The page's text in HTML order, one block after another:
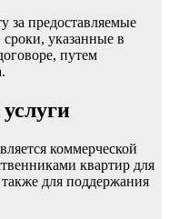
за предоставляемые
указанные в
путем
коммерческой
квартир для
для поддержания